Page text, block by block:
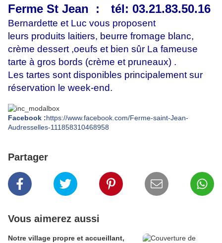
Ferme St Jean :
tél: 03.21.83.50.16
Bernardette et Luc vous proposent
leurs produits laitiers, beurre fromage blanc,
crème dessert ,oeufs et bien sûr La fameuse
tarte à gros bords (crème et pruneaux) .
Les tartes sont disponibles principalement sur
réservation le week-end.
Facebook :https://www.facebook.com/Ferme-saint-Jean-
Audresselles-111858310468958
Partager
Vous aimerez aussi
Notre village propre et accueillant,